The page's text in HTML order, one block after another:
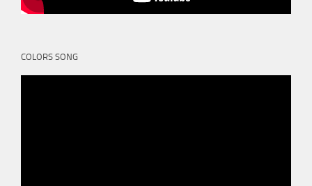
COLORS SONG